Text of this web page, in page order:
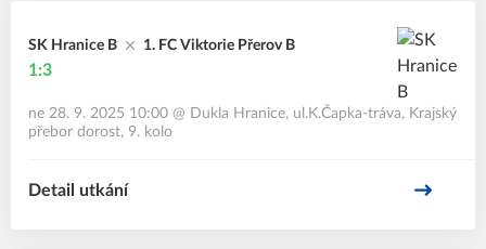
SK Hranice B 1. FC Viktorie Přerov B
1:3
ne 28. 9. 2025 10:00 @ Dukla Hranice, ul.K.Čapka-tráva, Krajský
přebor dorost, 9. kolo
Detail utkání